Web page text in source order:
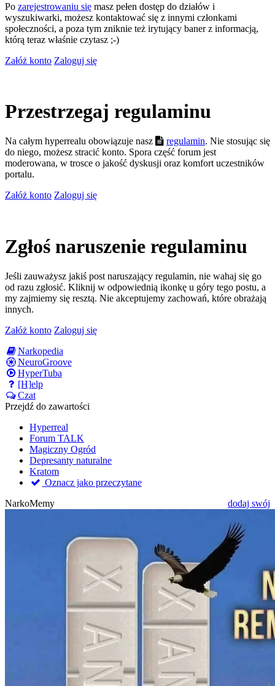
Po zarejestrowaniu się masz pełen dostęp do działów i
wyszukiwarki, możesz kontaktować się z innymi członkami
społeczności, a poza tym zniknie też irytujący baner z informacją,
którą teraz właśnie czytasz ;-)
Załóż konto Zaloguj się
Przestrzegaj regulaminu
Na całym hyperrealu obowiązuje nasz regulamin. Nie stosując się
do niego, możesz stracić konto. Spora część forum jest
moderowana, w trosce o jakość dyskusji oraz komfort uczestników
portalu.
Załóż konto Zaloguj się
Zgłoś naruszenie regulaminu
Jeśli zauważysz jakiś post naruszający regulamin, nie wahaj się go
od razu zgłosić. Kliknij w odpowiednią ikonkę u góry tego postu, a
my zajmiemy się resztą. Nie akceptujemy zachowań, które obrażają
innych.
Załóż konto Zaloguj się
Narkopedia
NeuroGroove
HyperTuba
[H]elp
Czat
Przejdź do zawartości
Hyperreal
Forum TALK
Magiczny Ogród
Depresanty naturalne
Kratom
Oznacz jako przeczytane
NarkoMemy
dodaj swój